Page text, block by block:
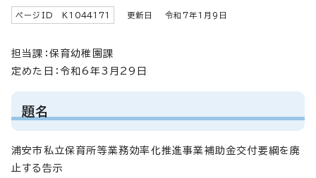
ページID K 1044171 更新日 令和7年1月9日
担当課：保育幼稚園課
定めた日：令和6年3月29日
題名
浦安市私立保育所等業務効率化推進事業補助金交付要綱を廃
止する告示